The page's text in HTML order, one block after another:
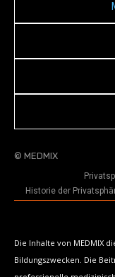
© MEDMIX
Historie der
Die Inhalte von MEDMIX
Bildungszwecken. Die